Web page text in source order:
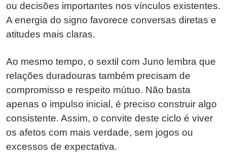
ou decisões importantes nos vínculos existentes.
A energia do signo favorece conversas diretas e
atitudes mais claras.
Ao mesmo tempo, o sextil com Juno lembra que
relações duradouras também precisam de
compromisso e respeito mútuo. Não basta
apenas o impulso inicial, é preciso construir algo
consistente. Assim, o convite deste ciclo é viver
os afetos com mais verdade, sem jogos ou
excessos de expectativa.